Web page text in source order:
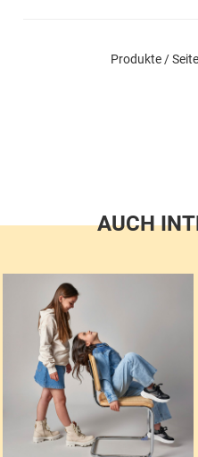
Produkte / Seite
AUCH